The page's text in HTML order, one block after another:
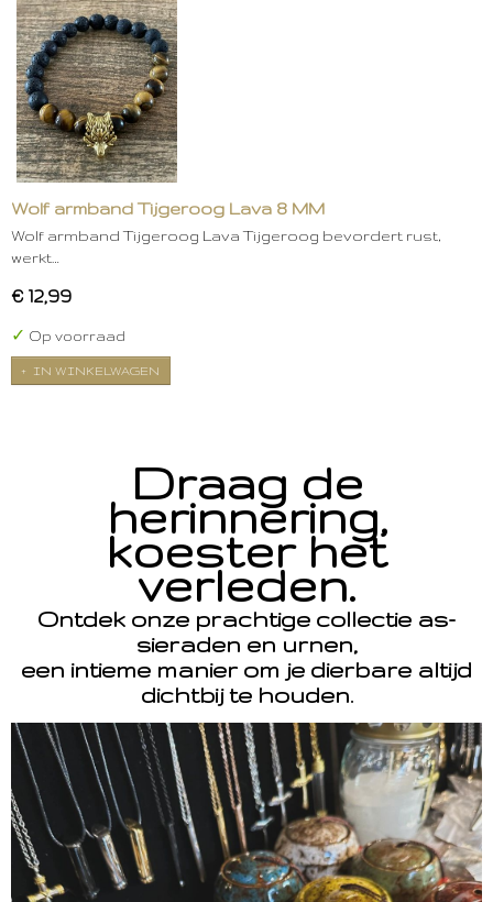
Wolf armband Tijgeroog Lava 8 MM
Wolf armband Tijgeroog Lava Tijgeroog bevordert rust,
werkt…
€ 12,99
✓ Op voorraad
IN WINKELWAGEN
Draag de
herinnering,
koester het
verleden.
Ontdek onze prachtige collectie as-
sieraden en urnen,
een intieme manier om je dierbare altijd
dichtbij te houden.